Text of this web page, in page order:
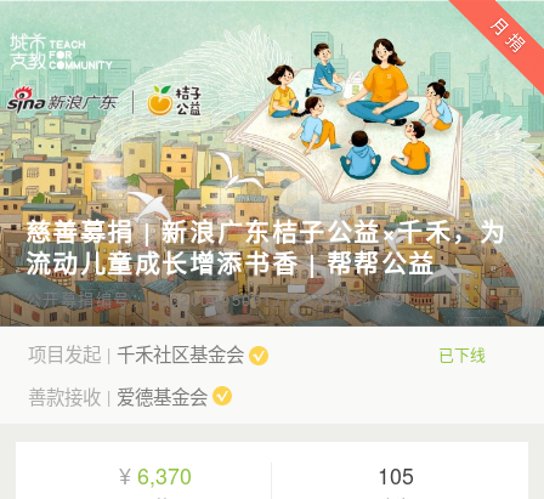
慈善募捐 | 新浪广东桔子公益×千禾，为
流动儿童成长增添书香 | 帮帮公益
公开募捐编号：5332000050917103XBA24069
项目发起 | 千禾社区基金会 已下线
善款接收 | 爱德基金会
¥ 6,370 105